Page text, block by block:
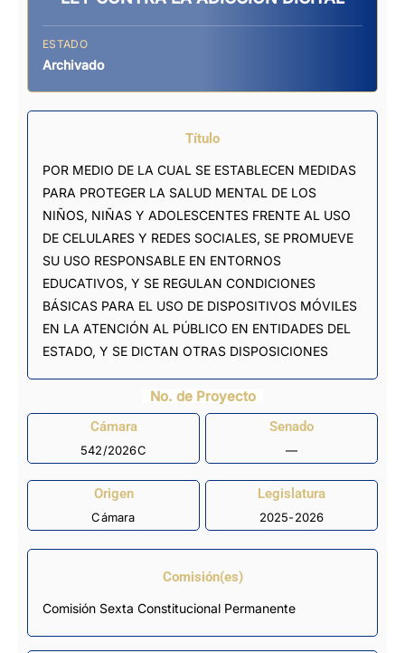
ESTADO
Archivado
Título
POR MEDIO DE LA CUAL SE ESTABLECEN MEDIDAS
PARA PROTEGER LA SALUD MENTAL DE LOS
NIÑOS, NIÑAS Y ADOLESCENTES FRENTE AL USO
DE CELULARES Y REDES SOCIALES, SE PROMUEVE
SU USO RESPONSABLE EN ENTORNOS
EDUCATIVOS, Y SE REGULAN CONDICIONES
BÁSICAS PARA EL USO DE DISPOSITIVOS MÓVILES
EN LA ATENCIÓN AL PÚBLICO EN ENTIDADES DEL
ESTADO, Y SE DICTAN OTRAS DISPOSICIONES
No. de Proyecto
Cámara
542/2026C
Senado
—
Origen
Cámara
Legislatura
2025-2026
Comisión(es)
Comisión Sexta Constitucional Permanente